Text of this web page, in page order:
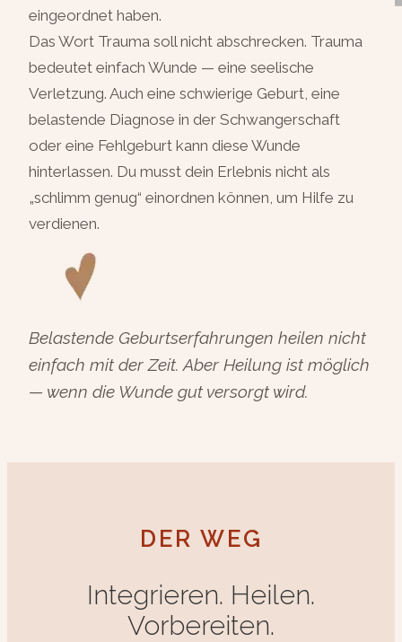
eingeordnet haben.
Das Wort Trauma soll nicht abschrecken. Trauma
bedeutet einfach Wunde — eine seelische
Verletzung. Auch eine schwierige Geburt, eine
belastende Diagnose in der Schwangerschaft
oder eine Fehlgeburt kann diese Wunde
hinterlassen. Du musst dein Erlebnis nicht als
„schlimm genug“ einordnen können, um Hilfe zu
verdienen.
Belastende Geburtserfahrungen heilen nicht
einfach mit der Zeit. Aber Heilung ist möglich
— wenn die Wunde gut versorgt wird.
DER WEG
Integrieren. Heilen.
Vorbereiten.